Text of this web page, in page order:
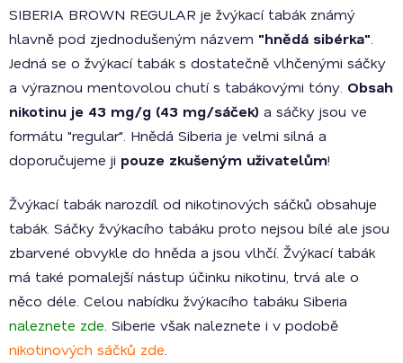
SIBERIA BROWN REGULAR je žvýkací tabák známý
hlavně pod zjednodušeným názvem "hnědá sibérka"
Jedná se o žvýkací tabák s dostatečně vlhčenými sáčky
a výraznou mentovolou chutí s tabákovými tóny. Obsah
nikotinu je 43 mg/g (43 mg/sáček) a sáčky jsou ve
formátu "regular". Hnědá Siberia je velmi silná a
doporučujeme ji pouze zkušeným uživatelům!
Žvýkací tabák narozdíl od nikotinových sáčků obsahuje
tabák. Sáčky žvýkacího tabáku proto nejsou bílé ale jsou
zbarvené obvykle do hněda a jsou vlhčí. Žvýkací tabák
má také pomalejší nástup účinku nikotinu, trvá ale o
něco déle. Celou nabídku žvýkacího tabáku Siberia
naleznete zde . Siberie však naleznete i v podobě
nikotinových sáčků zde